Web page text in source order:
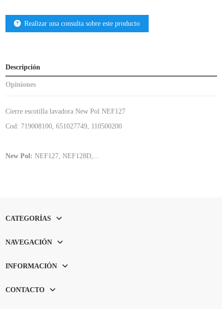
Realizar una consulta sobre este producto
Descripción
Opiniones
Cierre escotilla lavadora New Pol NEF127
Cod: 719008100, 651027749, 110500200
New Pol: NEF127, NEF128D,...
CATEGORÍAS
NAVEGACIÓN
INFORMACIÓN
CONTACTO